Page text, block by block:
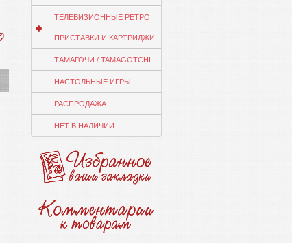
ТЕЛЕВИЗИОННЫЕ РЕТРО
ПРИСТАВКИ И КАРТРИДЖИ
ТАМАГОЧИ / TAMAGOTCHI
НАСТОЛЬНЫЕ ИГРЫ
РАСПРОДАЖА
НЕТ В НАЛИЧИИ